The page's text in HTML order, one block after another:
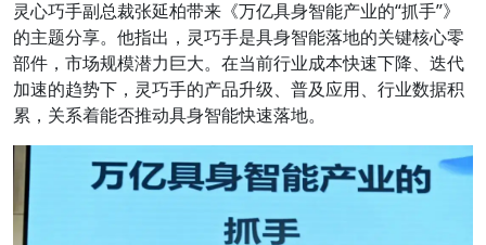
灵心巧手副总裁张延柏带来 《万亿具身智能产业的“抓手”》
的主题分享。他指出，灵巧手是具身智能落地的关键核心零
部件，市场规模潜力巨大。在当前行业成本快速下降、迭代
加速的趋势下，灵巧手的产品升级、普及应用、行业数据积
累，关系着能否推动具身智能快速落地。